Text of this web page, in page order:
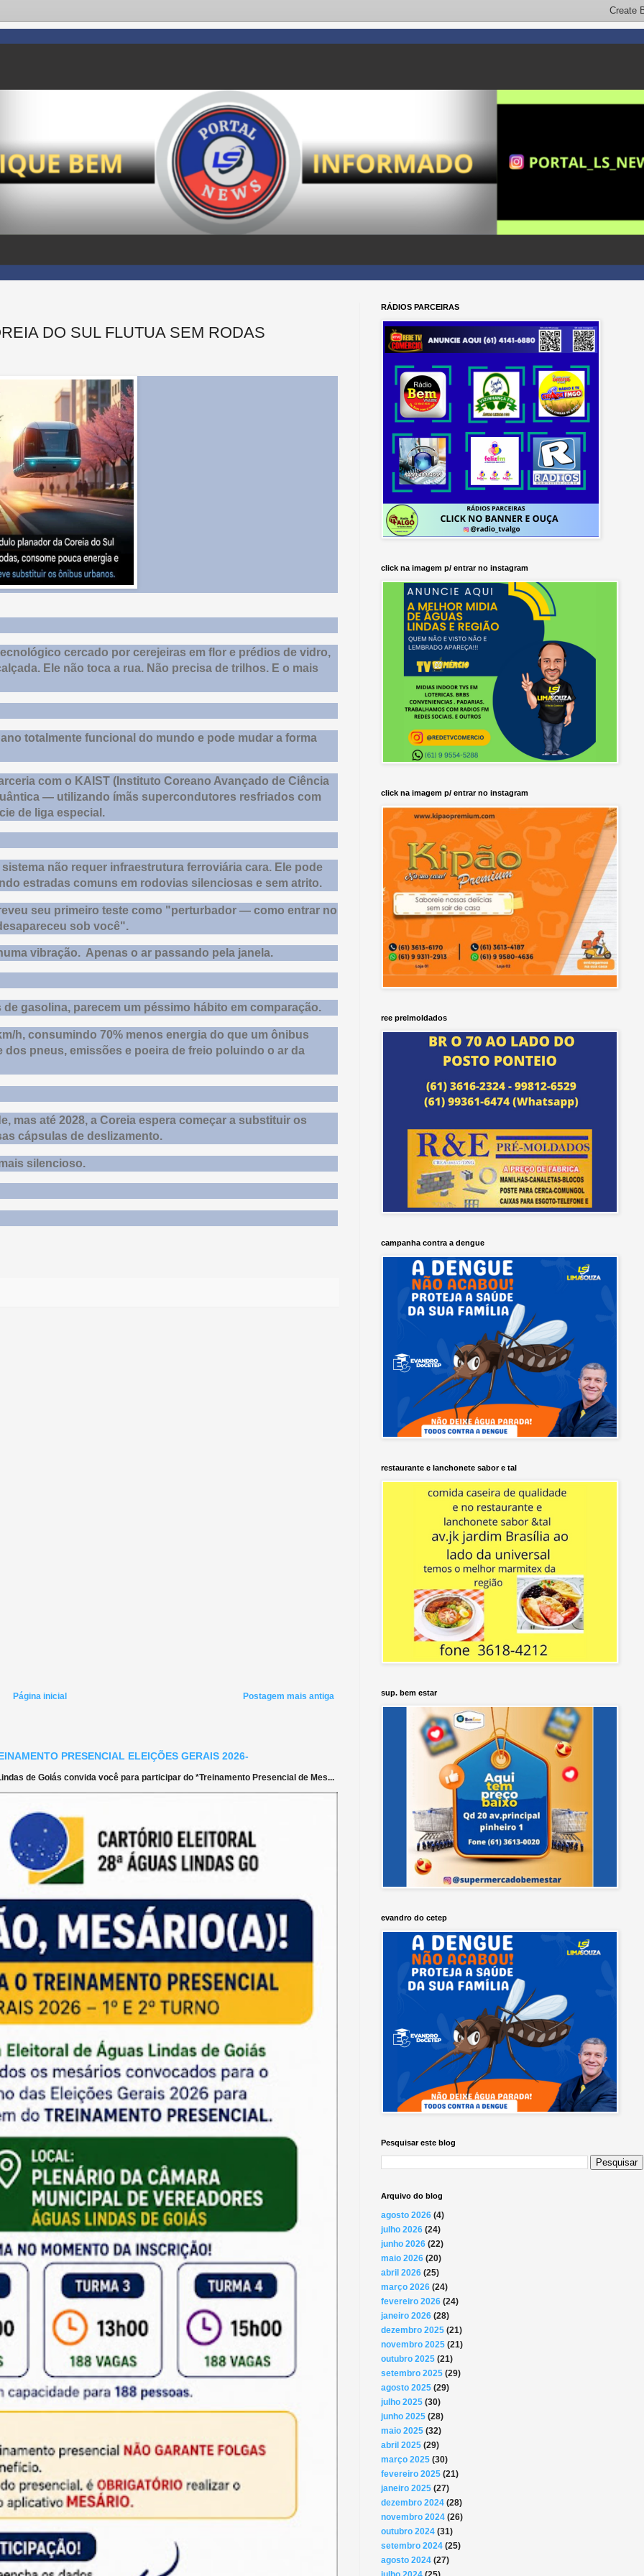
DO SUL FLUTUA SEM RODAS
cercado por cerejeiras em flor e prédios de vidro,
Ele não toca a rua. Não precisa de trilhos. E o mais
totalmente funcional do mundo e pode mudar a forma
com o KAIST (Instituto Coreano Avançado de Ciência
— utilizando ímãs supercondutores resfriados com
de liga especial.
não requer infraestrutura ferroviária cara. Ele pode
estradas comuns em rodovias silenciosas e sem atrito.
seu primeiro teste como "perturbador — como entrar no
sob você".
vibração. Apenas o ar passando pela janela.
gasolina, parecem um péssimo hábito em comparação.
h, consumindo 70% menos energia do que um ônibus
pneus, emissões e poeira de freio poluindo o ar da
mas até 2028, a Coreia espera começar a substituir os
cápsulas de deslizamento.
silencioso.
Postagem mais antiga
Página inicial
PRESENCIAL ELEIÇÕES GERAIS 2026-
de Goiás convida você para participar do *Treinamento Presencial de Mes...
RÁDIOS PARCEIRAS
click na imagem p/ entrar no instagram
click na imagem p/ entrar no instagram
ree prelmoldados
campanha contra a dengue
restaurante e lanchonete sabor e tal
sup. bem estar
evandro do cetep
Pesquisar este blog
Arquivo do blog
agosto 2026 (4)
julho 2026 (24)
junho 2026 (22)
maio 2026 (20)
abril 2026 (25)
março 2026 (24)
fevereiro 2026 (24)
janeiro 2026 (28)
dezembro 2025 (21)
novembro 2025 (21)
outubro 2025 (21)
setembro 2025 (29)
agosto 2025 (29)
julho 2025 (30)
junho 2025 (28)
maio 2025 (32)
abril 2025 (29)
março 2025 (30)
fevereiro 2025 (21)
janeiro 2025 (27)
dezembro 2024 (28)
novembro 2024 (26)
outubro 2024 (31)
setembro 2024 (25)
agosto 2024 (27)